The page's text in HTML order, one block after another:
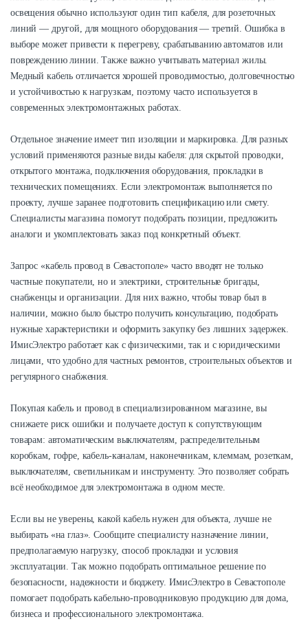
освещения обычно используют один тип кабеля, для розеточных
линий — другой, для мощного оборудования — третий. Ошибка в
выборе может привести к перегреву, срабатыванию автоматов или
повреждению линии. Также важно учитывать материал жилы.
Медный кабель отличается хорошей проводимостью, долговечностью
и устойчивостью к нагрузкам, поэтому часто используется в
современных электромонтажных работах.
Отдельное значение имеет тип изоляции и маркировка. Для разных
условий применяются разные виды кабеля: для скрытой проводки,
открытого монтажа, подключения оборудования, прокладки в
технических помещениях. Если электромонтаж выполняется по
проекту, лучше заранее подготовить спецификацию или смету.
Специалисты магазина помогут подобрать позиции, предложить
аналоги и укомплектовать заказ под конкретный объект.
Запрос «кабель провод в Севастополе» часто вводят не только
частные покупатели, но и электрики, строительные бригады,
снабженцы и организации. Для них важно, чтобы товар был в
наличии, можно было быстро получить консультацию, подобрать
нужные характеристики и оформить закупку без лишних задержек.
ИмисЭлектро работает как с физическими, так и с юридическими
лицами, что удобно для частных ремонтов, строительных объектов и
регулярного снабжения.
Покупая кабель и провод в специализированном магазине, вы
снижаете риск ошибки и получаете доступ к сопутствующим
товарам: автоматическим выключателям, распределительным
коробкам, гофре, кабель-каналам, наконечникам, клеммам, розеткам,
выключателям, светильникам и инструменту. Это позволяет собрать
всё необходимое для электромонтажа в одном месте.
Если вы не уверены, какой кабель нужен для объекта, лучше не
выбирать «на глаз». Сообщите специалисту назначение линии,
предполагаемую нагрузку, способ прокладки и условия
эксплуатации. Так можно подобрать оптимальное решение по
безопасности, надежности и бюджету. ИмисЭлектро в Севастополе
помогает подобрать кабельно-проводниковую продукцию для дома,
бизнеса и профессионального электромонтажа.